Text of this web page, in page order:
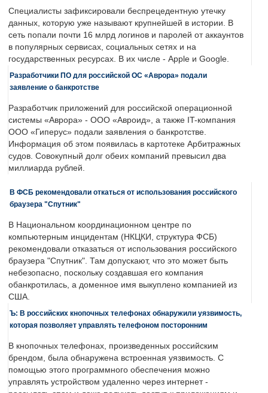
Специалисты зафиксировали беспрецедентную утечку
данных, которую уже называют крупнейшей в истории. В
сеть попали почти 16 млрд логинов и паролей от аккаунтов
в популярных сервисах, социальных сетях и на
государственных ресурсах. В их числе - Apple и Google.
Разработчики ПО для российской ОС «Аврора» подали
заявление о банкротстве
Разработчик приложений для российской операционной
системы «Аврора» - ООО «Авроид», а также IT-компания
ООО «Гиперус» подали заявления о банкротстве.
Информация об этом появилась в картотеке Арбитражных
судов. Совокупный долг обеих компаний превысил два
миллиарда рублей.
В ФСБ рекомендовали откаться от использования российского
браузера "Спутник"
В Национальном координационном центре по
компьютерным инцидентам (НКЦКИ, структура ФСБ)
рекомендовали отказаться от использования российского
браузера "Спутник". Там допускают, что это может быть
небезопасно, поскольку создавшая его компания
обанкротилась, а доменное имя выкуплено компанией из
США.
Ъ: В российских кнопочных телефонах обнаружили уязвимость,
которая позволяет управлять телефоном посторонним
В кнопочных телефонах, произведенных российским
брендом, была обнаружена встроенная уязвимость. С
помощью этого программного обеспечения можно
управлять устройством удаленно через интернет -